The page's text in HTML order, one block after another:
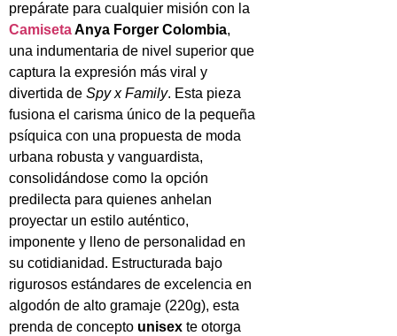
prepárate para cualquier misión con la
CamisetaAnya Forger Colombia,
una indumentaria de nivel superior que
captura la expresión más viral y
divertida de Spy x Family. Esta pieza
fusiona el carisma único de la pequeña
psíquica con una propuesta de moda
urbana robusta y vanguardista,
consolidándose como la opción
predilecta para quienes anhelan
proyectar un estilo auténtico,
imponente y lleno de personalidad en
su cotidianidad. Estructurada bajo
rigurosos estándares de excelencia en
algodón de alto gramaje (220g), esta
prenda de concepto unisex te otorga